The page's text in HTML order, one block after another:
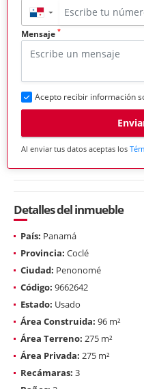
▼
Mensaje *
Acepto recibir información
Al enviar tus datos aceptas los
Detalles del inmueble
País: Panamá
Provincia: Coclé
Ciudad: Penonomé
Código: 9662642
Estado: Usado
Área Construida: 96 m²
Área Terreno: 275 m²
Área Privada: 275 m²
Recámaras: 3